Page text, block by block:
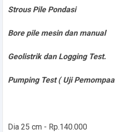
Strous Pile Pondasi
Bore pile mesin dan manual
Geolistrik dan Logging Test.
Pumping Test ( Uji
Dia 25 cm - Rp.140.000